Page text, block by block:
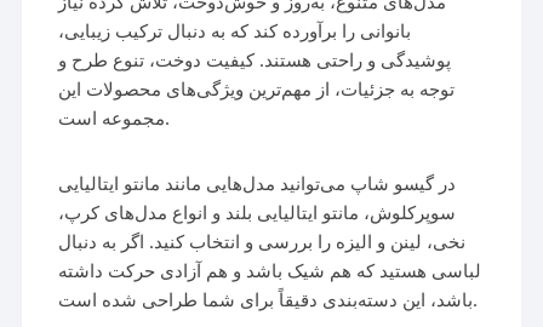
بانوانی را برآورده کند که به دنبال ترکیب زیبایی،
پوشیدگی و راحتی هستند. کیفیت دوخت، تنوع طرح و
توجه به جزئیات، از مهم‌ترین ویژگی‌های محصولات این
مجموعه است.
در گیسو شاپ می‌توانید مدل‌هایی مانند مانتو ایتالیایی
سوپرکلوش، مانتو ایتالیایی بلند و انواع مدل‌های کرپ،
نخی، لینن و الیزه را بررسی و انتخاب کنید. اگر به دنبال
لباسی هستید که هم شیک باشد و هم آزادی حرکت داشته
باشد، این دسته‌بندی دقیقاً برای شما طراحی شده است.